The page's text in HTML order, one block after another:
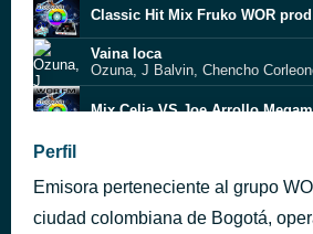
Vaina loca
Ozuna, J Balvin, Chencho
Perfil
Emisora perteneciente al grupo
ciudad colombiana de Bogotá,